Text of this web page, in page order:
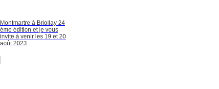
Montmartre à Briollay 24
éme édition et je vous
invite à venir les 19 et 20
août 2023